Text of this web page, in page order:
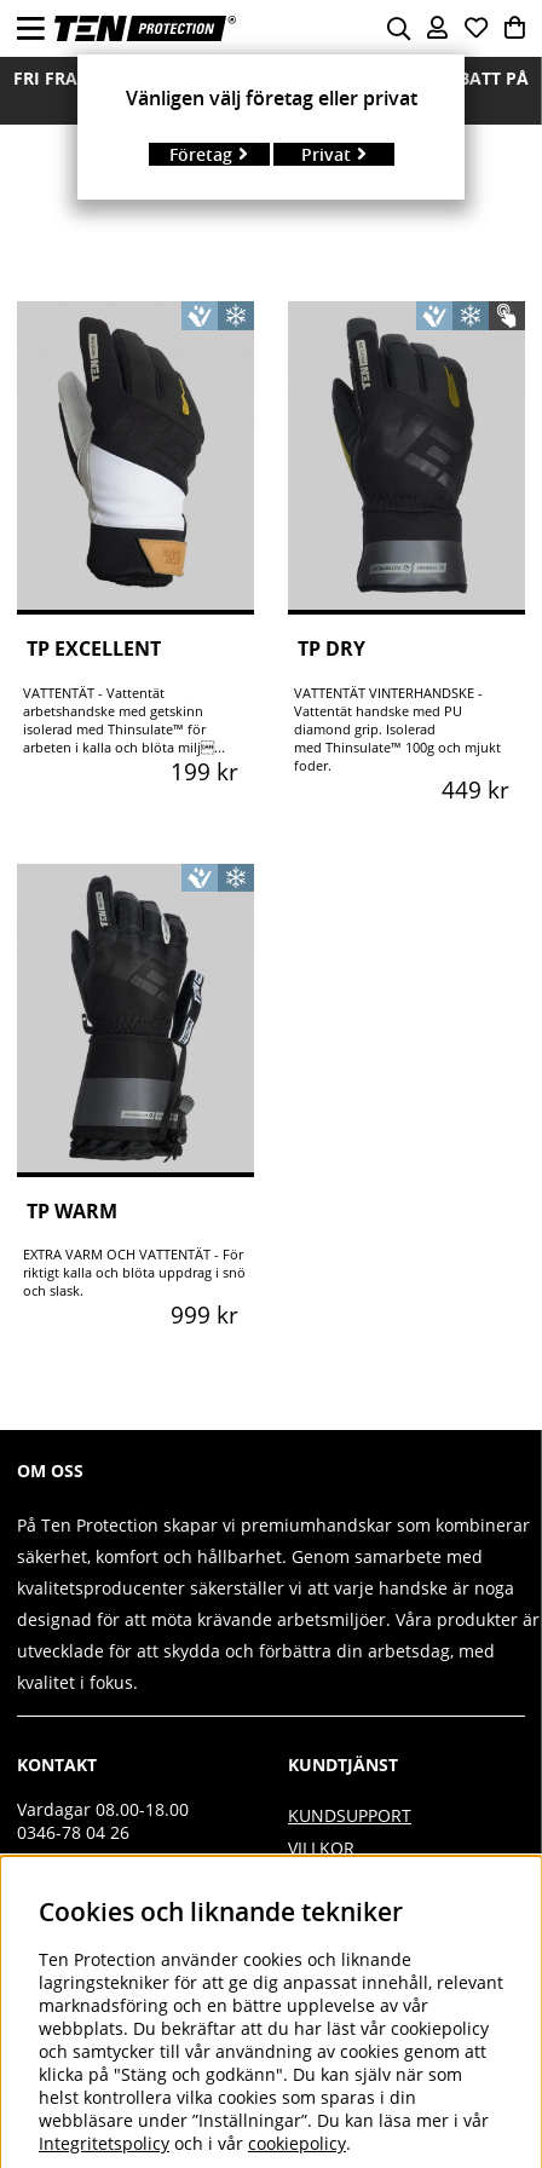
FRI FRAKT ÖVER 850 KR FRIA RETURER MÄNGDRABATT PÅ
ALLA MODELLER
TP EXCELLENT
VATTENTÄT - Vattentät
arbetshandske med getskinn
isolerad med Thinsulate™ för
arbeten i kalla och blöta milj...
199 kr
TP DRY
VATTENTÄT VINTERHANDSKE -
Vattentät handske med PU
diamond grip. Isolerad
med Thinsulate™ 100g och mjukt
foder.
449 kr
TP WARM
EXTRA VARM OCH VATTENTÄT - För
riktigt kalla och blöta uppdrag i snö
och slask.
999 kr
OM OSS
På Ten Protection skapar vi premiumhandskar som kombinerar
säkerhet, komfort och hållbarhet. Genom samarbete med
kvalitetsproducenter säkerställer vi att varje handske är noga
designad för att möta krävande arbetsmiljöer. Våra produkter är
utvecklade för att skydda och förbättra din arbetsdag, med
kvalitet i fokus.
KONTAKT
Vardagar 08.00-18.00
0346-78 04 26
info@tenprotection.com
Order
order@tenprotection.se
KUNDTJÄNST
KUNDSUPPORT
VILLKOR
DOC
COOKIES
FÖLJ OSS
LINKEDIN
Cookies och liknande tekniker
Ten Protection använder cookies och liknande
lagringstekniker för att ge dig anpassat innehåll, relevant
marknadsföring och en bättre upplevelse av vår
webbplats. Du bekräftar att du har läst vår cookiepolicy
och samtycker till vår användning av cookies genom att
klicka på "Stäng och godkänn". Du kan själv när som
helst kontrollera vilka cookies som sparas i din
webbläsare under ”Inställningar”. Du kan läsa mer i vår
Integritetspolicy och i vår cookiepolicy.
Vänligen välj företag eller privat
Företag Privat